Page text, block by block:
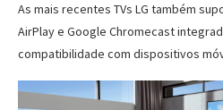
As mais recentes TVs LG também
AirPlay e Google Chromecast
compatibilidade com dispositivos